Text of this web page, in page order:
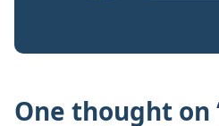
One thought on